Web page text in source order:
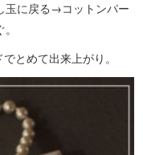
に戻る→コットンパー
とめて出来上がり。